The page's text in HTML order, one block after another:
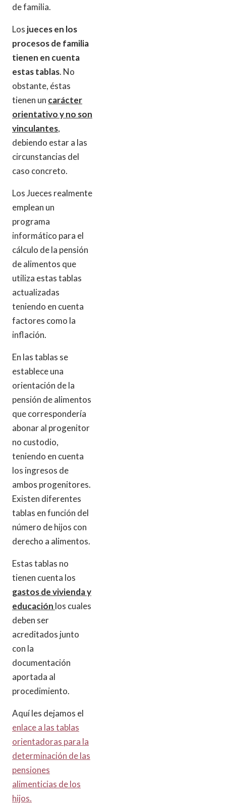
de familia.
Los jueces en los
procesos de familia
tienen en cuenta
estas tablas. No
obstante, éstas
tienen un carácter
orientativo y no son
vinculantes,
debiendo estar a las
circunstancias del
caso concreto.
Los Jueces realmente
emplean un
programa
informático para el
cálculo de la pensión
de alimentos que
utiliza estas tablas
actualizadas
teniendo en cuenta
factores como la
inflación.
En las tablas se
establece una
orientación de la
pensión de alimentos
que correspondería
abonar al progenitor
no custodio,
teniendo en cuenta
los ingresos de
ambos progenitores.
Existen diferentes
tablas en función del
número de hijos con
derecho a alimentos.
Estas tablas no
tienen cuenta los
gastos de vivienda y
educación los cuales
deben ser
acreditados junto
con la
documentación
aportada al
procedimiento.
Aquí les dejamos el
enlace a las tablas
orientadoras para la
determinación de las
pensiones
alimenticias de los
hijos.